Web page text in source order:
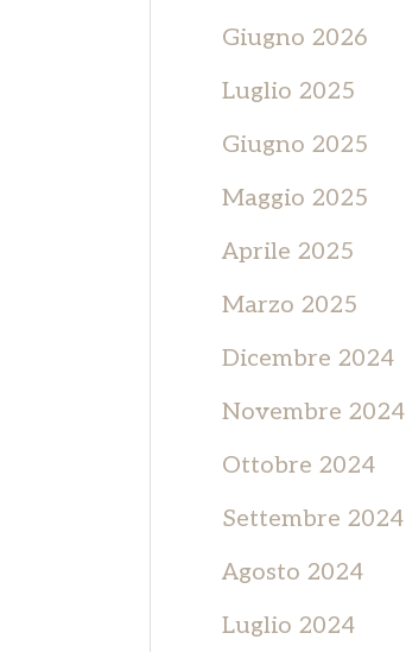
Giugno 2026
Luglio 2025
Giugno 2025
Maggio 2025
Aprile 2025
Marzo 2025
Dicembre 2024
Novembre 2024
Ottobre 2024
Settembre 2024
Agosto 2024
Luglio 2024